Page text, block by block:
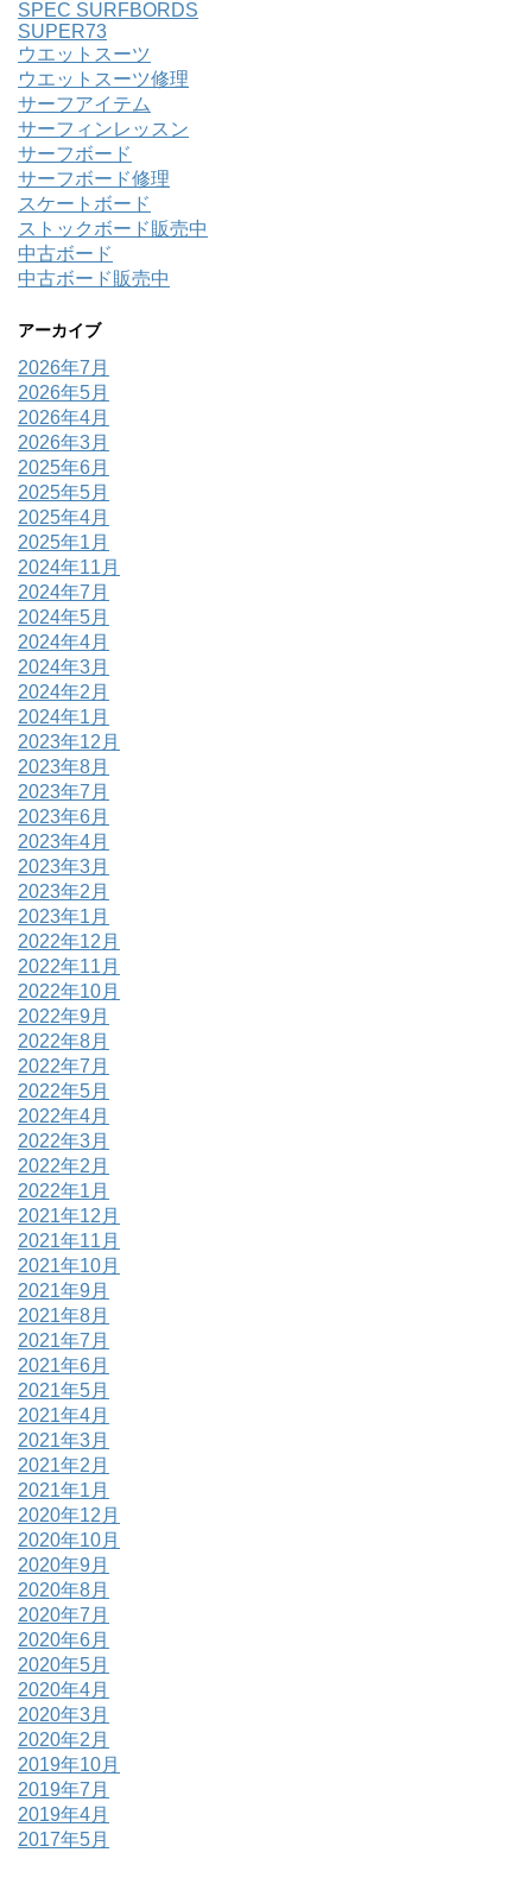
SPEC SURFBORDS
SUPER73
ウエットスーツ
ウエットスーツ修理
サーフアイテム
サーフィンレッスン
サーフボード
サーフボード修理
スケートボード
ストックボード販売中
中古ボード
中古ボード販売中
アーカイブ
2026年7月
2026年5月
2026年4月
2026年3月
2025年6月
2025年5月
2025年4月
2025年1月
2024年11月
2024年7月
2024年5月
2024年4月
2024年3月
2024年2月
2024年1月
2023年12月
2023年8月
2023年7月
2023年6月
2023年4月
2023年3月
2023年2月
2023年1月
2022年12月
2022年11月
2022年10月
2022年9月
2022年8月
2022年7月
2022年5月
2022年4月
2022年3月
2022年2月
2022年1月
2021年12月
2021年11月
2021年10月
2021年9月
2021年8月
2021年7月
2021年6月
2021年5月
2021年4月
2021年3月
2021年2月
2021年1月
2020年12月
2020年10月
2020年9月
2020年8月
2020年7月
2020年6月
2020年5月
2020年4月
2020年3月
2020年2月
2019年10月
2019年7月
2019年4月
2017年5月